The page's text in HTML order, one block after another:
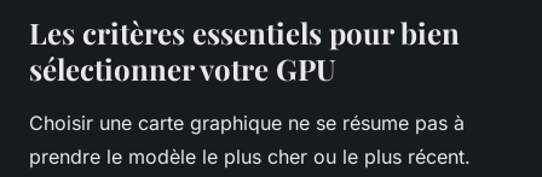
Les critères essentiels pour bien
sélectionner votre GPU
Choisir une carte graphique ne se résume pas à
prendre le modèle le plus cher ou le plus récent.